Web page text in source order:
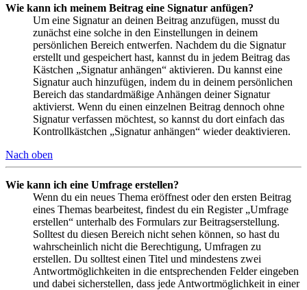
Wie kann ich meinem Beitrag eine Signatur anfügen?
Um eine Signatur an deinen Beitrag anzufügen, musst du
zunächst eine solche in den Einstellungen in deinem
persönlichen Bereich entwerfen. Nachdem du die Signatur
erstellt und gespeichert hast, kannst du in jedem Beitrag das
Kästchen „Signatur anhängen“ aktivieren. Du kannst eine
Signatur auch hinzufügen, indem du in deinem persönlichen
Bereich das standardmäßige Anhängen deiner Signatur
aktivierst. Wenn du einen einzelnen Beitrag dennoch ohne
Signatur verfassen möchtest, so kannst du dort einfach das
Kontrollkästchen „Signatur anhängen“ wieder deaktivieren.
Nach oben
Wie kann ich eine Umfrage erstellen?
Wenn du ein neues Thema eröffnest oder den ersten Beitrag
eines Themas bearbeitest, findest du ein Register „Umfrage
erstellen“ unterhalb des Formulars zur Beitragserstellung.
Solltest du diesen Bereich nicht sehen können, so hast du
wahrscheinlich nicht die Berechtigung, Umfragen zu
erstellen. Du solltest einen Titel und mindestens zwei
Antwortmöglichkeiten in die entsprechenden Felder eingeben
und dabei sicherstellen, dass jede Antwortmöglichkeit in einer